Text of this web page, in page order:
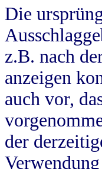
Die
z.B. nach
anzeigen
auch vor,
der